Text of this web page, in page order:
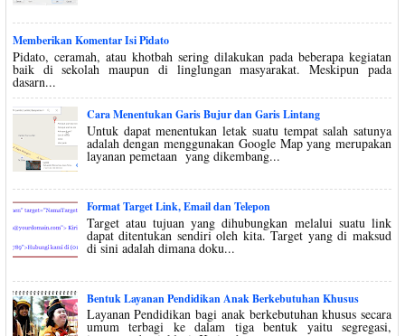
Memberikan Komentar Isi Pidato
Pidato, ceramah, atau khotbah sering dilakukan pada beberapa kegiatan
baik di sekolah maupun di linglungan masyarakat. Meskipun pada
dasarn...
Cara Menentukan Garis Bujur dan Garis Lintang
Untuk dapat menentukan letak suatu tempat salah satunya
adalah dengan menggunakan Google Map yang merupakan
layanan pemetaan yang dikembang...
Format Target Link, Email dan Telepon
Target atau tujuan yang dihubungkan melalui suatu link
dapat ditentukan sendiri oleh kita. Target yang di maksud
di sini adalah dimana doku...
Bentuk Layanan Pendidikan Anak Berkebutuhan Khusus
Layanan Pendidikan bagi anak berkebutuhan khusus secara
umum terbagi ke dalam tiga bentuk yaitu segregasi,